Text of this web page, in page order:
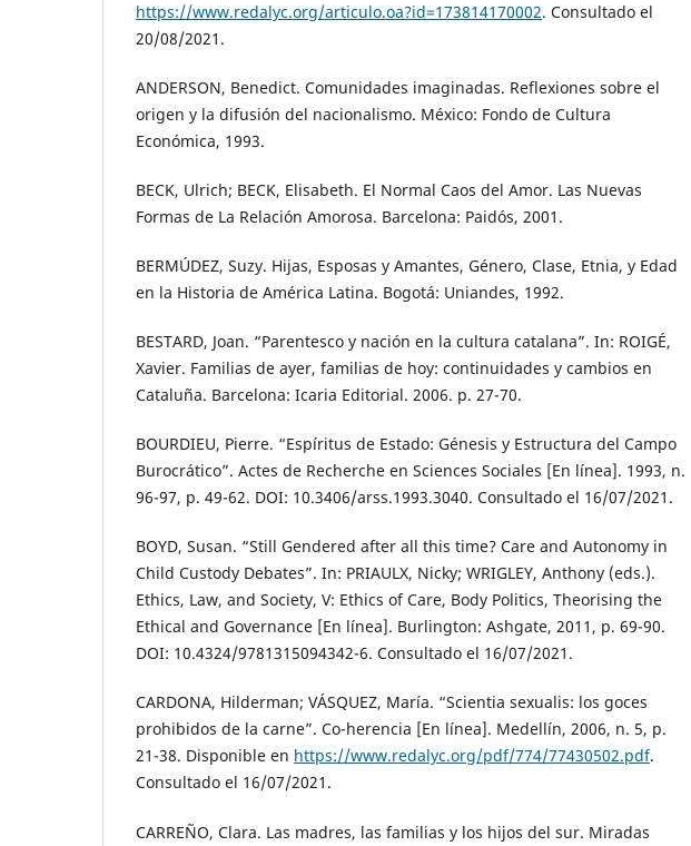
https://www.redalyc.org/articulo.oa?id=173814170002. Consultado el
20/08/2021.
ANDERSON, Benedict. Comunidades imaginadas. Reflexiones sobre el
origen y la difusión del nacionalismo. México: Fondo de Cultura
Económica, 1993.
BECK, Ulrich; BECK, Elisabeth. El Normal Caos del Amor. Las Nuevas
Formas de La Relación Amorosa. Barcelona: Paidós, 2001.
BERMÚDEZ, Suzy. Hijas, Esposas y Amantes, Género, Clase, Etnia, y Edad
en la Historia de América Latina. Bogotá: Uniandes, 1992.
BESTARD, Joan. “Parentesco y nación en la cultura catalana”. In: ROIGÉ,
Xavier. Familias de ayer, familias de hoy: continuidades y cambios en
Cataluña. Barcelona: Icaria Editorial. 2006. p. 27-70.
BOURDIEU, Pierre. “Espíritus de Estado: Génesis y Estructura del Campo
Burocrático”. Actes de Recherche en Sciences Sociales [En línea]. 1993, n.
96-97, p. 49-62. DOI: 10.3406/arss.1993.3040. Consultado el 16/07/2021.
BOYD, Susan. “Still Gendered after all this time? Care and Autonomy in
Child Custody Debates”. In: PRIAULX, Nicky; WRIGLEY, Anthony (eds.).
Ethics, Law, and Society, V: Ethics of Care, Body Politics, Theorising the
Ethical and Governance [En línea]. Burlington: Ashgate, 2011, p. 69-90.
DOI: 10.4324/9781315094342-6. Consultado el 16/07/2021.
CARDONA, Hilderman; VÁSQUEZ, María. “Scientia sexualis: los goces
prohibidos de la carne”. Co-herencia [En línea]. Medellín, 2006, n. 5, p.
21-38. Disponible en https://www.redalyc.org/pdf/774/77430502.pdf.
Consultado el 16/07/2021.
CARREÑO, Clara. Las madres, las familias y los hijos del sur. Miradas